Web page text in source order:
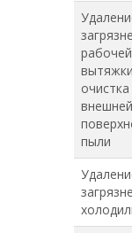
очистка
внешней
пыли